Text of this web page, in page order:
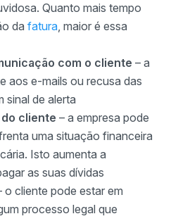
Quanto mais tempo
da fatura, maior é essa
com o cliente – a
aos e-mails ou recusa das
sinal de alerta
cliente – a empresa pode
uma situação financeira
Isto aumenta a
as suas dívidas
o cliente pode estar em
processo legal que